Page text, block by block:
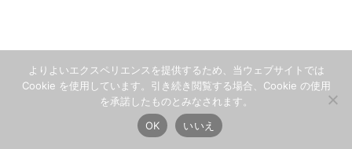
よりよいエクスペリエンスを提供するため、当ウェブサイトでは
Cookie を使用しています。引き続き閲覧する場合、Cookie の使用
を承諾したものとみなされます。
OK
いいえ